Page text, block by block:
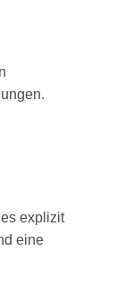
explizit
eine